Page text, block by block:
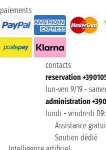
paiements
contacts
reservation
lun-ven 9/19 -
administration
lundi - vendredi
Assistance
Soutien dédié